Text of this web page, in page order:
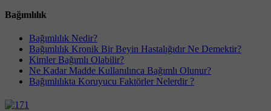
Bağımlılık
Bağımlılık Nedir?
Bağımlılık Kronik Bir Beyin Hastalığıdır Ne Demektir?
Kimler Bağımlı Olabilir?
Ne Kadar Madde Kullanılınca Bağımlı Olunur?
Bağımlılıkta Koruyucu Faktörler Nelerdir ?